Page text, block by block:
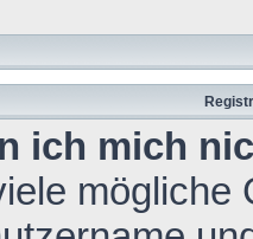
ich mich